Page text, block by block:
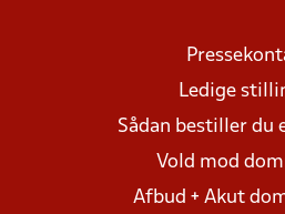
Ledige
Sådan bestiller du
Vold mod
Afbud + Akut